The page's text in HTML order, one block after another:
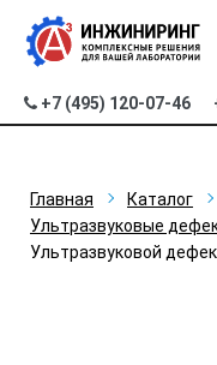
+7 (495) 120-07-46
Главная Каталог
Ультразвуковые
Ультразвуковой